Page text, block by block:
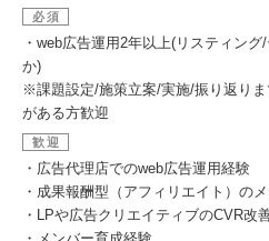
必須
・web広告運用2年以上(リスティン
か)
※課題設定/施策立案/実施/振り返り
がある方歓迎
歓迎
・広告代理店でのweb広告運用経験
・成果報酬型（アフィリエイト）の
・LPや広告クリエイティブのCVR改